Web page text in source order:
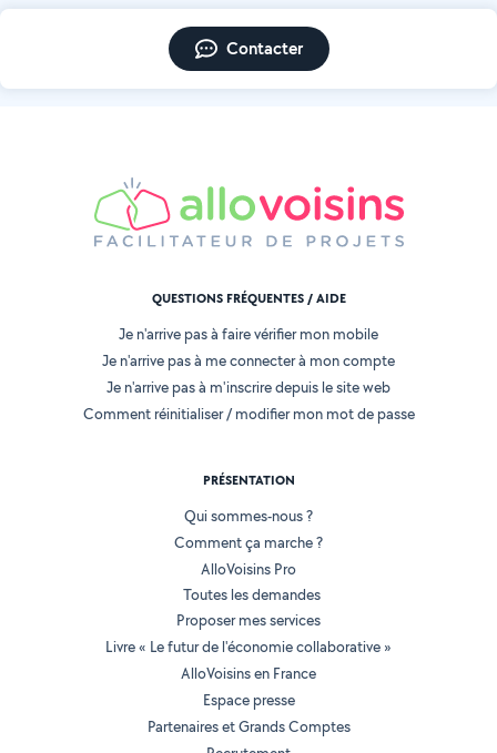
Contacter
QUESTIONS FRÉQUENTES / AIDE
Je n'arrive pas à faire vérifier mon mobile
Je n'arrive pas à me connecter à mon compte
Je n'arrive pas à m'inscrire depuis le site web
Comment réinitialiser / modifier mon mot de passe
PRÉSENTATION
Qui sommes-nous ?
Comment ça marche ?
AlloVoisins Pro
Toutes les demandes
Proposer mes services
Livre « Le futur de l'économie collaborative »
AlloVoisins en France
Espace presse
Partenaires et Grands Comptes